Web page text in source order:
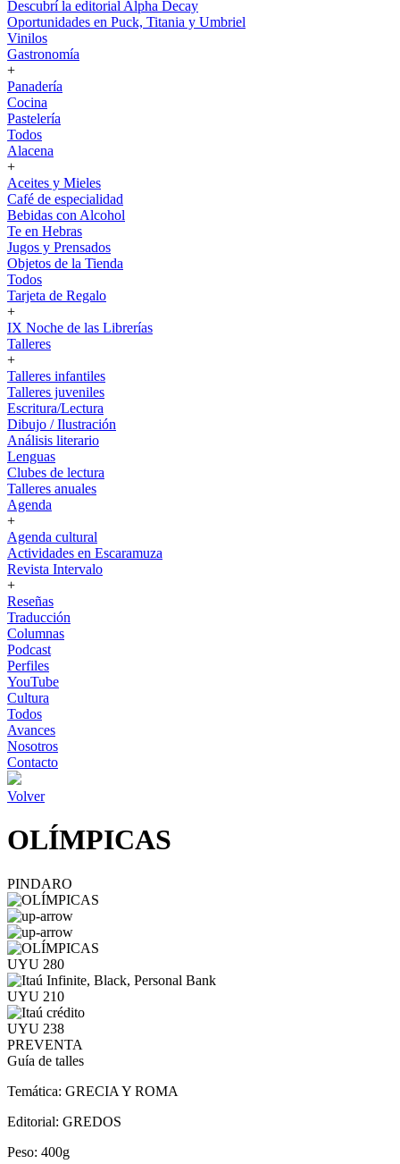
Descubrí la editorial Alpha Decay
Oportunidades en Puck, Titania y Umbriel
Vinilos
Gastronomía
+
Panadería
Cocina
Pastelería
Todos
Alacena
+
Aceites y Mieles
Café de especialidad
Bebidas con Alcohol
Te en Hebras
Jugos y Prensados
Objetos de la Tienda
Todos
Tarjeta de Regalo
+
IX Noche de las Librerías
Talleres
+
Talleres infantiles
Talleres juveniles
Escritura/Lectura
Dibujo / Ilustración
Análisis literario
Lenguas
Clubes de lectura
Talleres anuales
Agenda
+
Agenda cultural
Actividades en Escaramuza
Revista Intervalo
+
Reseñas
Traducción
Columnas
Podcast
Perfiles
YouTube
Cultura
Todos
Avances
Nosotros
Contacto
Volver
OLÍMPICAS
PINDARO
UYU 280
UYU 210
UYU 238
PREVENTA
Guía de talles
Temática: GRECIA Y ROMA
Editorial: GREDOS
Peso: 400g